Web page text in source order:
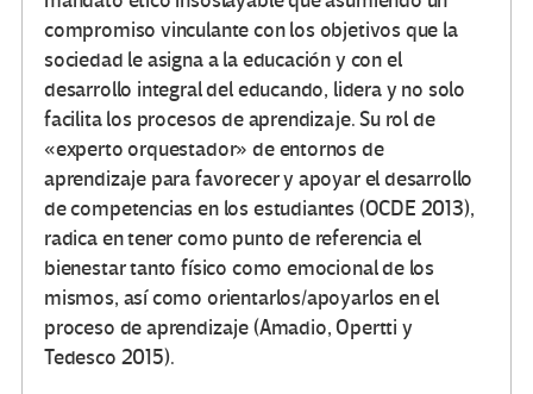
compromiso vinculante con los objetivos que la
sociedad le asigna a la educación y con el
desarrollo integral del educando, lidera y no solo
facilita los procesos de aprendizaje. Su rol de
«experto orquestador» de entornos de
aprendizaje para favorecer y apoyar el desarrollo
de competencias en los estudiantes (OCDE 2013),
radica en tener como punto de referencia el
bienestar tanto físico como emocional de los
mismos, así como orientarlos/apoyarlos en el
proceso de aprendizaje (Amadio, Opertti y
Tedesco 2015).